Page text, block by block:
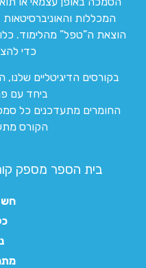
המכללות
הוצאת ה”טפל” מהלימוד.
כדי
בקורסים הדיגיטליים
ביחד עם
החומרים מתעדכנים כל
הקורס
בית הספר מספק